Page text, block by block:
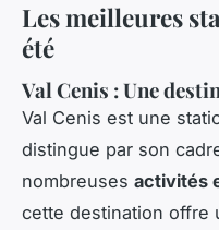
Les meilleures
été
Val Cenis : Une
Val Cenis est une
distingue par son
nombreuses activités
cette destination offre